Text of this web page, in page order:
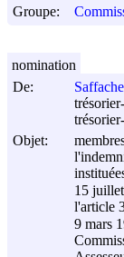
Groupe:
De:
Objet:
15
l'article
9 mars
nomination